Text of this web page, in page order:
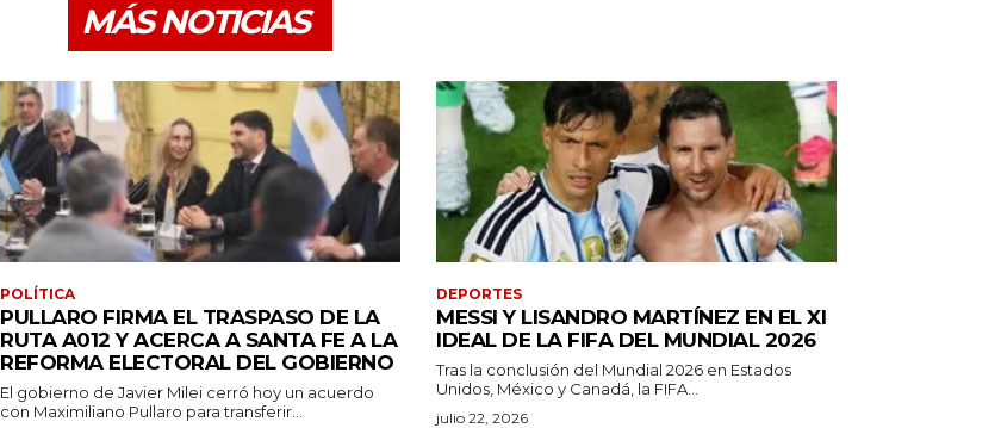
MÁS NOTICIAS
POLÍTICA
PULLARO FIRMA EL TRASPASO DE LA
RUTA A012 Y ACERCA A SANTA FE A LA
REFORMA ELECTORAL DEL GOBIERNO
El gobierno de Javier Milei cerró hoy un acuerdo
con Maximiliano Pullaro para transferir...
DEPORTES
MESSI Y LISANDRO MARTÍNEZ EN EL XI
IDEAL DE LA FIFA DEL MUNDIAL 2026
Tras la conclusión del Mundial 2026 en Estados
Unidos, México y Canadá, la FIFA...
julio 22, 2026